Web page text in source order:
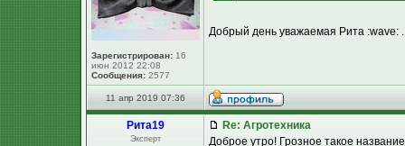
Зарегистрирован: 16
июн 2012 22:08
Сообщения: 2577
Добрый день уважаемая Рита :wave:
11 апр 2019 07:36
Рита19
Эксперт
Re: Агротехника
Доброе утро! Грозное такое